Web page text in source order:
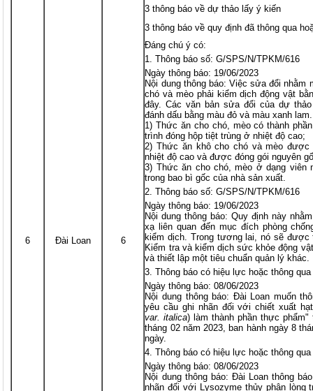
6 Đài Loan 6
3 thông báo về dự thảo lấy ý kiến
3 thông báo về quy định đã thông qua
Đáng chú ý có:
Thông báo số: G/SPS/N/TPKM/616
Ngày thông báo: 19/06/2023
Nội dung thông báo: Việc sửa đổi
chó và mèo phải kiểm dịch động vật
đây. Các văn bản sửa đổi của dự
đánh dấu bằng màu đỏ và màu xanh
1) Thức ăn cho chó, mèo có thành
trình đóng hộp tiệt trùng ở nhiệt độ cao;
2) Thức ăn khô cho chó và mèo
nhiệt độ cao và được đóng gói nguyên
3) Thức ăn cho chó, mèo ở dạng viên
trong bao bì gốc của nhà sản xuất.
Thông báo số: G/SPS/N/TPKM/616
Ngày thông báo: 19/06/2023
Nội dung thông báo: Quy định này
xạ liên quan đến mục đích phòng
kiểm dịch. Trong tương lai, nó sẽ
Kiểm tra và kiểm dịch sức khỏe động
và thiết lập một tiêu chuẩn quản lý khác.
Thông báo có hiệu lực hoặc thông
Ngày thông báo: 08/06/2023
Nội dung thông báo: Đài Loan muốn
yêu cầu ghi nhãn đối với chiết xuất
var. italica) làm thành phần thực phẩm"
tháng 02 năm 2023, ban hành ngày 8
ngày.
Thông báo có hiệu lực hoặc thông
Ngày thông báo: 08/06/2023
Nội dung thông báo: Đài Loan thông
nhãn đối với Lysozyme thủy phân lòng